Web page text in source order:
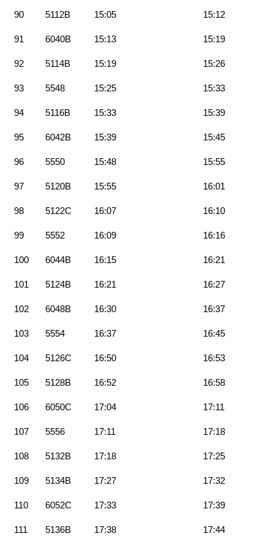
90 5112B 15:05 15:12
91 6040B 15:13 15:19
92 5114B 15:19 15:26
93 5548 15:25 15:33
94 5116B 15:33 15:39
95 6042B 15:39 15:45
96 5550 15:48 15:55
97 5120B 15:55 16:01
98 5122C 16:07 16:10
99 5552 16:09 16:16
100 6044B 16:15 16:21
101 5124B 16:21 16:27
102 6048B 16:30 16:37
103 5554 16:37 16:45
104 5126C 16:50 16:53
105 5128B 16:52 16:58
106 6050C 17:04 17:11
107 5556 17:11 17:18
108 5132B 17:18 17:25
109 5134B 17:27 17:32
110 6052C 17:33 17:39
111 5136B 17:38 17:44